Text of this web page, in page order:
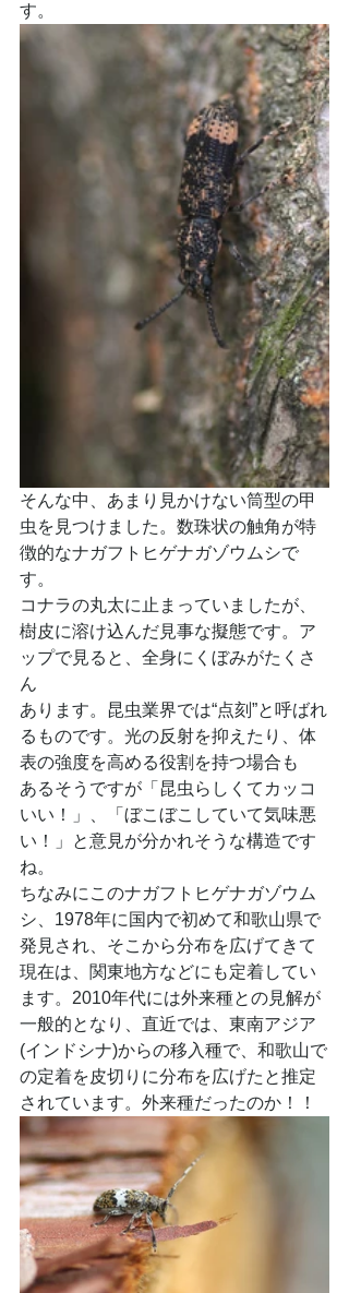
す。
そんな中、あまり見かけない筒型の甲
虫を見つけました。数珠状の触角が特
徴的なナガフトヒゲナガゾウムシで
す。
コナラの丸太に止まっていましたが、
樹皮に溶け込んだ見事な擬態です。ア
ップで見ると、全身にくぼみがたくさ
ん
あります。昆虫業界では“点刻”と呼ばれ
るものです。光の反射を抑えたり、体
表の強度を高める役割を持つ場合も
あるそうですが「昆虫らしくてカッコ
いい！」、「ぼこぼこしていて気味悪
い！」と意見が分かれそうな構造です
ね。
ちなみにこのナガフトヒゲナガゾウム
シ、1978年に国内で初めて和歌山県で
発見され、そこから分布を広げてきて
現在は、関東地方などにも定着してい
ます。2010年代には外来種との見解が
一般的となり、直近では、東南アジア
(インドシナ)からの移入種で、和歌山で
の定着を皮切りに分布を広げたと推定
されています。外来種だったのか！！